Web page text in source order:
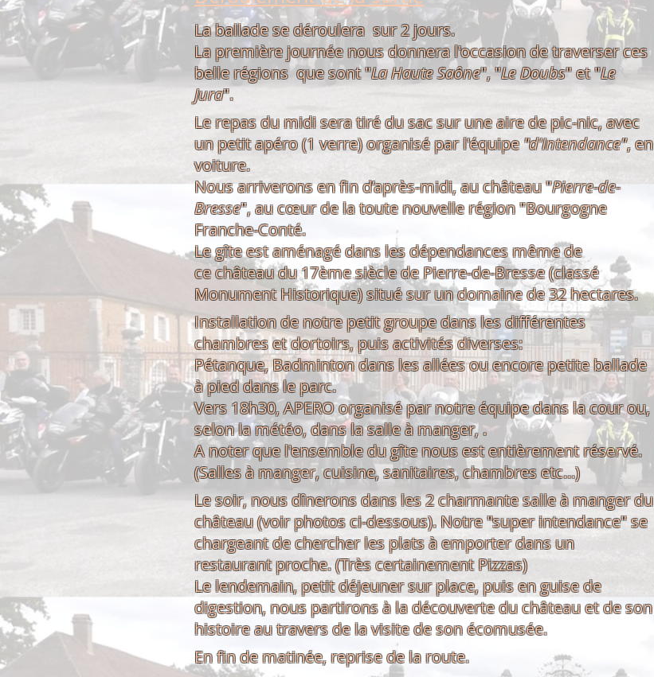
La ballade se déroulera sur 2 jours.
La première journée nous donnera l'occasion de traverser ces
belle régions que sont "La Haute Saône", "Le Doubs" et "Le
Jura".
Le repas du midi sera tiré du sac sur une aire de pic-nic, avec
un petit apéro (1 verre) organisé par l'équipe "d'Intendance", en
voiture.
Nous arriverons en fin d’après-midi, au château "Pierre-de-
Bresse", au cœur de la toute nouvelle région "Bourgogne
Franche-Conté.
Le gîte est aménagé dans les dépendances même de
ce château du 17ème siècle de Pierre-de-Bresse (classé
Monument Historique) situé sur un domaine de 32 hectares.
Installation de notre petit groupe dans les différentes
chambres et dortoirs, puis activités diverses:
Pétanque, Badminton dans les allées ou encorepetite ballade
à pied dans le parc.
Vers 18h30, APERO organisé par notre équipe dans la cour ou,
selon la météo, dans la salle à manger, .
A noter que l'ensemble du gîte nous est entièrement réservé.
(Salles à manger, cuisine, sanitaires, chambres etc...)
Le soir, nous dînerons dans les 2 charmante salle à manger du
château (voir photos ci-dessous). Notre "super intendance" se
chargeant de chercher les plats à emporter dans un
restaurant proche. (Très certainement Pizzas)
Le lendemain, petit déjeuner sur place, puis en guise de
digestion, nous partirons à la découverte du château et de son
histoire au travers de la visite de son écomusée.
En fin de matinée, reprise de la route.